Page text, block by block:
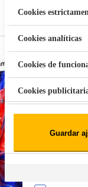
450W
Cookies
Cookies analíticas
Cookies de
Cookies
Guardar